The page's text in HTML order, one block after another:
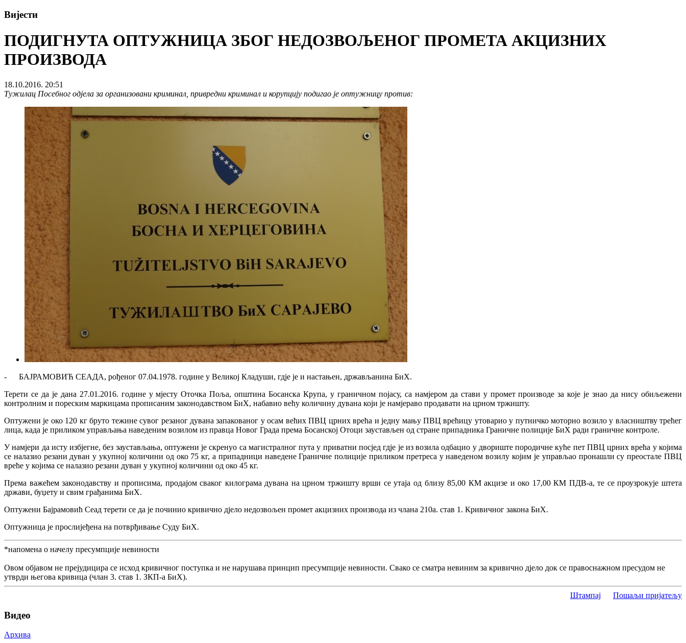
Вијести
ПОДИГНУТА ОПТУЖНИЦА ЗБОГ НЕДОЗВОЉЕНОГ ПРОМЕТА АКЦИЗНИХ
ПРОИЗВОДА
18.10.2016. 20:51
Тужилац Посебног одјела за организовани криминал, привредни криминал и корупцију подигао је оптужницу против:
- БАЈРАМОВИЋ СЕАДА, рођеног 07.04.1978. године у Великој Кладуши, гдје је и настањен, држављанина БиХ.
Терети се да је дана 27.01.2016. године у мјесту Оточка Поља, општина Босанска Крупа, у граничном појасу, са намјером да стави у промет производе за које је знао да нису обиљежени
контролним и пореским маркицама прописаним законодавством БиХ, набавио већу количину дувана који је намјераво продавати на црном тржишту.
Оптужени је око 120 кг бруто тежине сувог резаног дувана запакованог у осам већих ПВЦ црних врећа и једну мању ПВЦ врећицу утоварио у путничко моторно возило у власништву трећег
лица, када је приликом управљања наведеним возилом из правца Новог Града према Босанској Отоци заустављен од стране припадника Граничне полиције БиХ ради граничне контроле.
У намјери да исту избјегне, без заустављања, оптужени је скренуо са магистралног пута у приватни посјед гдје је из возила одбацио у двориште породичне куће пет ПВЦ црних врећа у којима
се налазио резани дуван у укупној количини од око 75 кг, а припадници наведене Граничне полиције приликом претреса у наведеном возилу којим је управљао пронашли су преостале ПВЦ
вреће у којима се налазио резани дуван у укупној количини од око 45 кг.
Према важећем законодавству и прописима, продајом сваког килограма дувана на црном тржишту врши се утаја од близу 85,00 КМ акцизе и око 17,00 КМ ПДВ-а, те се проузрокује штета
држави, буџету и свим грађанима БиХ.
Оптужени Бајрамовић Сеад терети се да је починио кривично дјело недозвољен промет акцизних производа из члана 210а. став 1. Кривичног закона БиХ.
Оптужница је прослијеђена на потврђивање Суду БиХ.
*напомена о начелу пресумпције невиности
Овом објавом не прејудицира се исход кривичног поступка и не нарушава принцип пресумпције невиности. Свако се сматра невиним за кривично дјело док се правоснажном пресудом не
утврди његова кривица (члан 3. став 1. ЗКП-а БиХ).
Штампај Пошаљи пријатељу
Видео
Архива